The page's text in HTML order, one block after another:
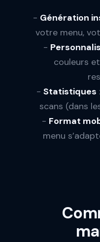
- Génération
votre menu,
-
couleurs
- Statistiques
scans (dans
- Format
menu